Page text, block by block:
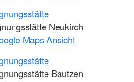
Neukirch
Maps Ansicht
Bautzen